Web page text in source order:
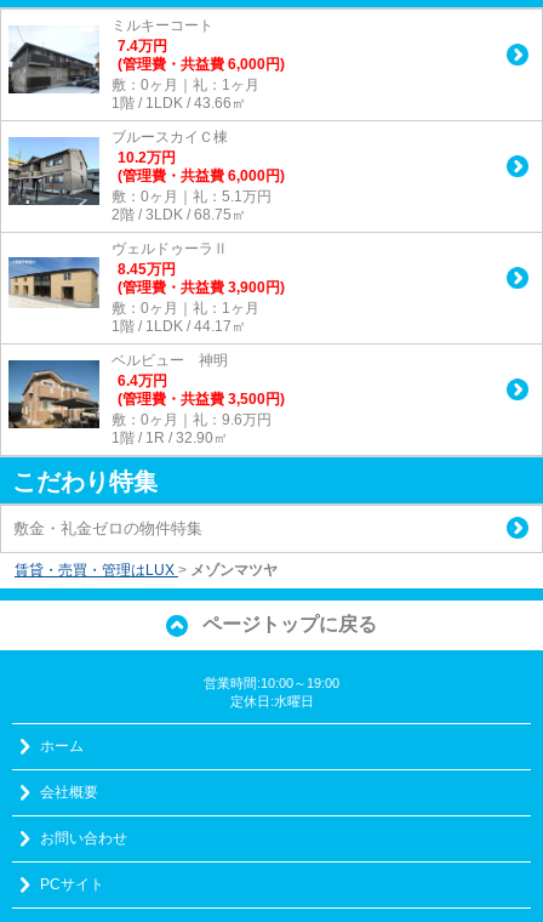
ミルキーコート
7.4万円
(管理費・共益費 6,000円)
敷：0ヶ月｜礼：1ヶ月
1階 / 1LDK / 43.66㎡
ブルースカイＣ棟
10.2万円
(管理費・共益費 6,000円)
敷：0ヶ月｜礼：5.1万円
2階 / 3LDK / 68.75㎡
ヴェルドゥーラⅡ
8.45万円
(管理費・共益費 3,900円)
敷：0ヶ月｜礼：1ヶ月
1階 / 1LDK / 44.17㎡
ベルビュー 神明
6.4万円
(管理費・共益費 3,500円)
敷：0ヶ月｜礼：9.6万円
1階 / 1R / 32.90㎡
こだわり特集
敷金・礼金ゼロの物件特集
賃貸・売買・管理はLUX > メゾンマツヤ
ページトップに戻る
営業時間:10:00～19:00
定休日:水曜日
ホーム
会社概要
お問い合わせ
PCサイト